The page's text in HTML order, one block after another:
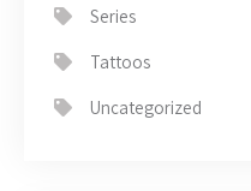
Series
Tattoos
Uncategorized